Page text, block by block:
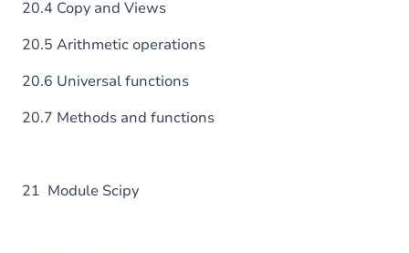
20.4 Copy and Views
20.5 Arithmetic operations
20.6 Universal functions
20.7 Methods and functions
21 Module Scipy